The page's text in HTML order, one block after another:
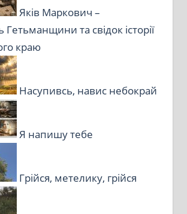
Яків Маркович –
Гетьманщини та свідок історії
краю
Насупивсь, навис небокрай
Я напишу тебе
Грійся, метелику, грійся